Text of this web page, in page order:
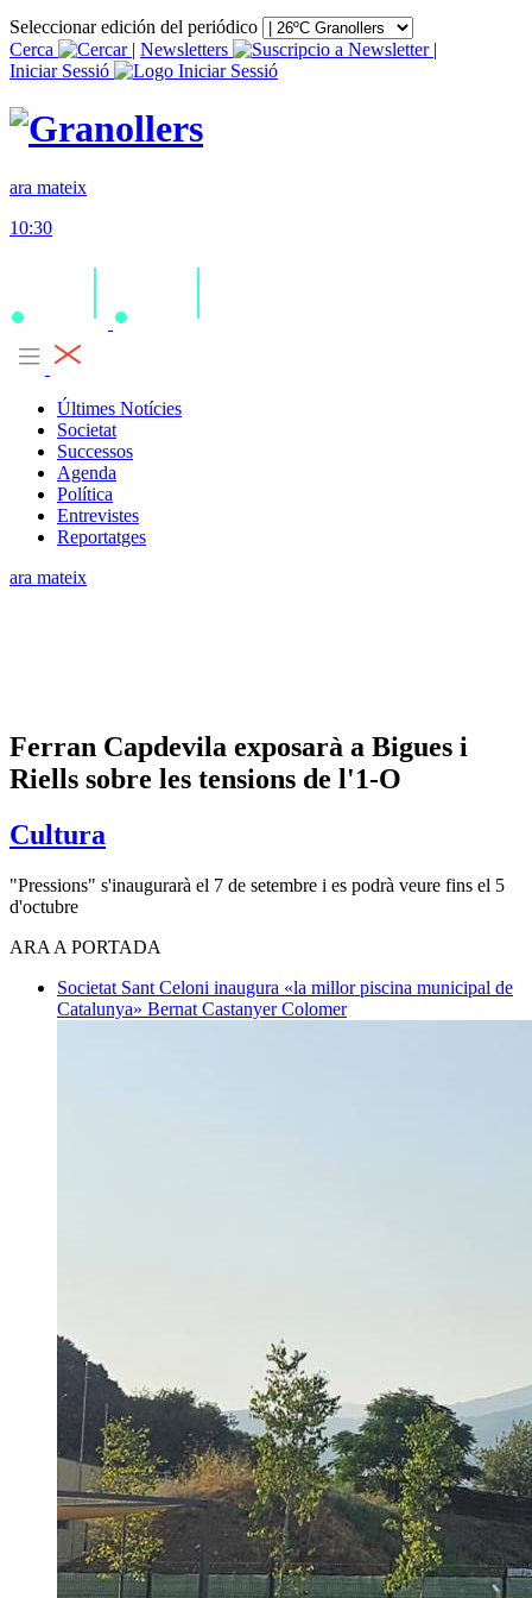
Seleccionar edición del periódico
Cerca
| Newsletters
|
Iniciar Sessió
ara mateix
10:30
Últimes Notícies
Societat
Successos
Agenda
Política
Entrevistes
Reportatges
ara mateix
Ferran Capdevila exposarà a Bigues i
Riells sobre les tensions de l'1-O
Cultura
"Pressions" s'inaugurarà el 7 de setembre i es podrà veure fins el 5
d'octubre
ARA A PORTADA
Societat Sant Celoni inaugura «la millor piscina municipal de
Catalunya» Bernat Castanyer Colomer